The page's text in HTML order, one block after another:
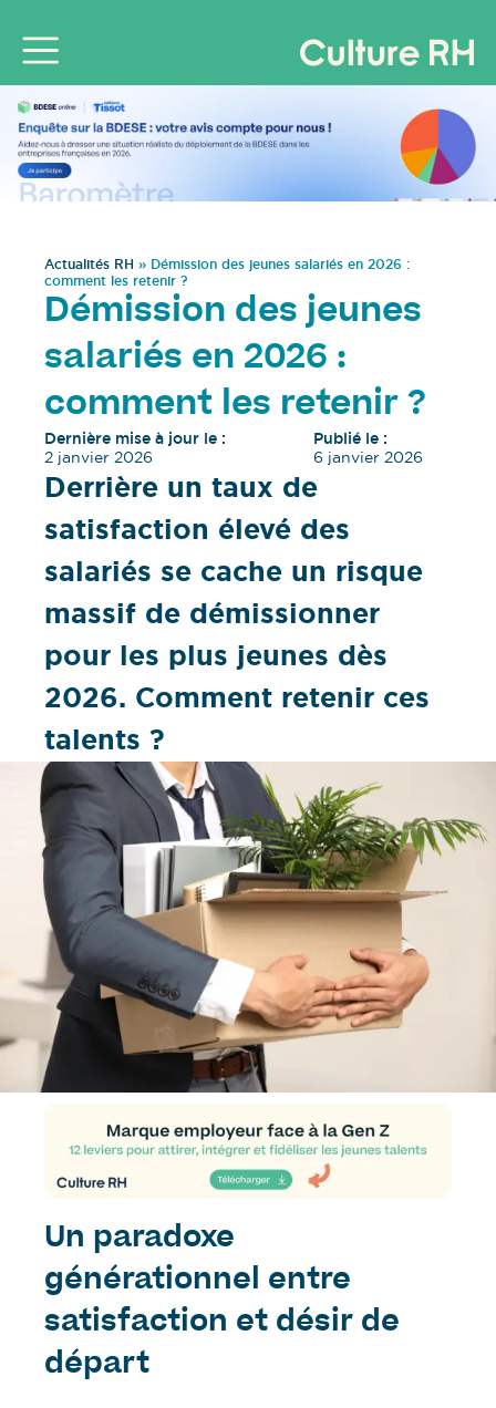
Actualités RH » Démission des jeunes salariés en 2026 :
comment les retenir ?
Démission des jeunes
salariés en 2026 :
comment les retenir ?
Dernière mise à jour le :
2 janvier 2026
Publié le :
6 janvier 2026
Derrière un taux de
satisfaction élevé des
salariés se cache un risque
massif de démissionner
pour les plus jeunes dès
2026. Comment retenir ces
talents ?
Un paradoxe
générationnel entre
satisfaction et désir de
départ